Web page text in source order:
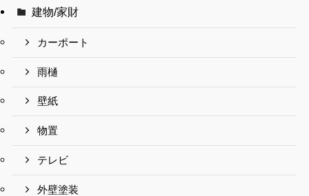
建物/家財
カーポート
雨樋
壁紙
物置
テレビ
外壁塗装